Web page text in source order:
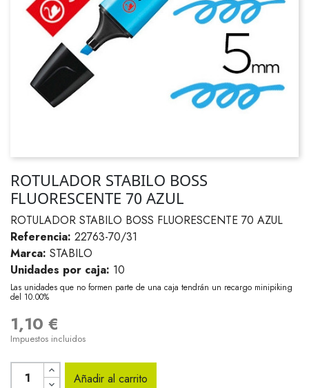
ROTULADOR STABILO BOSS
FLUORESCENTE 70 AZUL
ROTULADOR STABILO BOSS FLUORESCENTE 70 AZUL
Referencia: 22763-70/31
Marca: STABILO
Unidades por caja: 10
Las unidades que no formen parte de una caja tendrán un recargo minipiking
del 10.00%
1,10 €
Impuestos incluidos
Añadir al carrito